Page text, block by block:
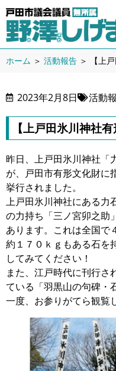
ホーム ＞ 活動報告 ＞ 【上
2023年2月8日 活動
【上戸田氷川神社
昨日、上戸田氷川神社「
が、戸田市有形文化財に
挙行されました。
上戸田氷川神社にある力
の力持ち「三ノ宮卯之助
あります。これは全国で
約１７０ｋｇもある石を
してみてください！
また、江戸時代に刊行さ
ている「羽黒山の句碑・
一度、お参りがてら観覧